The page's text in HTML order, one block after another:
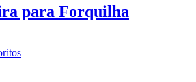
para Forquilha